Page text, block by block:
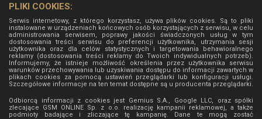
PLIKI COOKIES:
Serwis internetowy, z którego korzystasz, używa plików cookies. Są to pliki
instalowane w urządzeniach końcowych osób korzystających z serwisu, w celu
administrowania serwisem, poprawy jakości świadczonych usług w tym
dostosowania treści serwisu do preferencji użytkownika, utrzymania sesji
użytkownika oraz dla celów statystycznych i targetowania behawioralnego
reklamy (dostosowania treści reklamy do Twoich indywidualnych potrzeb).
Informujemy, że istnieje możliwość określenia przez użytkownika serwisu
warunków przechowywania lub uzyskiwania dostępu do informacji zawartych w
plikach cookies za pomocą ustawień przeglądarki lub konfiguracji usługi.
Szczegółowe informacje na ten temat dostępne są u producenta przeglądarki.
Odbiorcą informacji z cookies jest Gemius S.A., Google LLC, oraz spółki
zlecające GSM ONLINE Sp. z o.o. realizację kampanii reklamowej, a także
podmioty badające i zliczające tę kampanię. Dane te mogą zostać